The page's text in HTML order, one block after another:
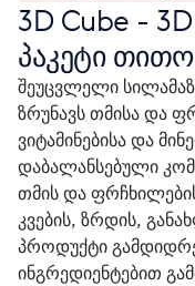
3D Cube -
პაკეტი
შეუცვლელი
ზრუნავს თმისა და
ვიტამინებისა და
დაბალანსებული
თმის და
კვების, ზრდის,
პროდუქტი
ინგრედიენტებით